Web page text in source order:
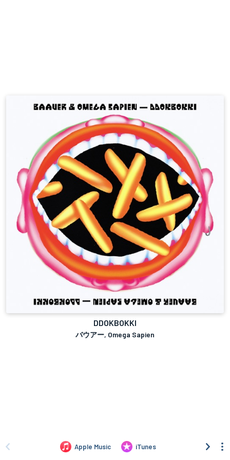
DDOKBOKKI
バウアー, Omega Sapien
Apple Music iTunes